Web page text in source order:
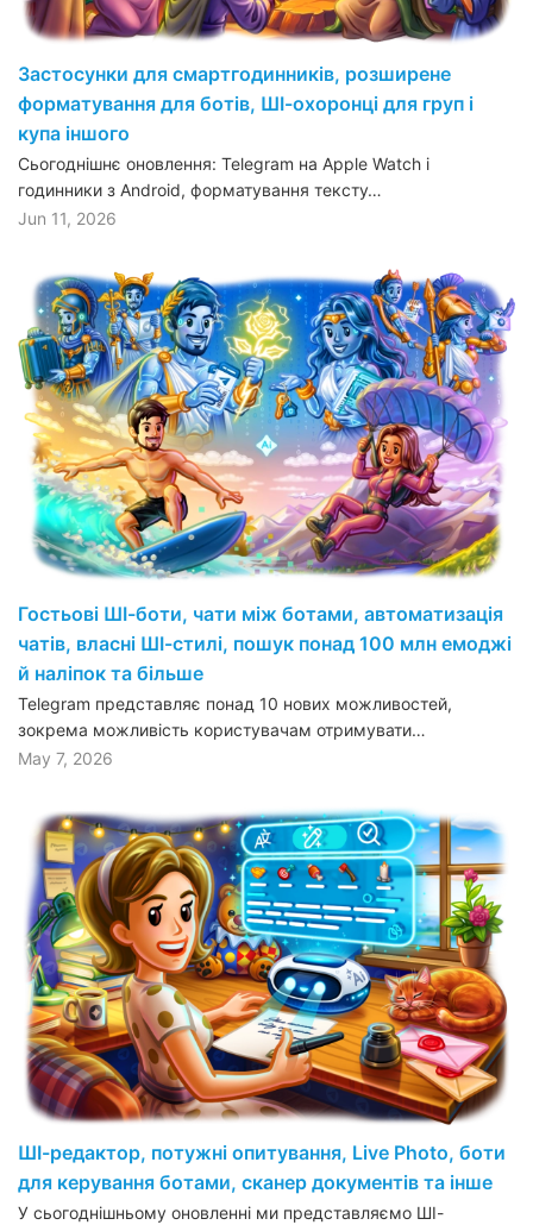
Застосунки для смартгодинників, розширене
форматування для ботів, ШІ-охоронці для груп і
купа іншого
Сьогоднішнє оновлення: Telegram на Apple Watch і
годинники з Android, форматування тексту…
Jun 11, 2026
Гостьові ШІ-боти, чати між ботами, автоматизація
чатів, власні ШІ-стилі, пошук понад 100 млн емоджі
й наліпок та більше
Telegram представляє понад 10 нових можливостей,
зокрема можливість користувачам отримувати…
May 7, 2026
ШІ-редактор, потужні опитування, Live Photo, боти
для керування ботами, сканер документів та інше
У сьогоднішньому оновленні ми представляємо ШІ-